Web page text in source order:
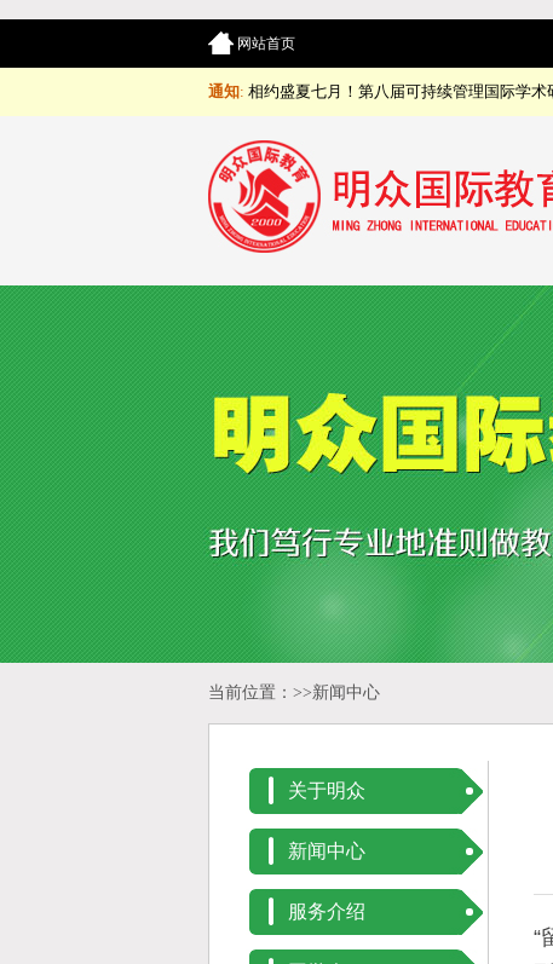
网站首页
通知: 相约盛夏七月！第八届可持续管理国际学
当前位置：>>新闻中心
关于明众
新闻中心
服务介绍
“